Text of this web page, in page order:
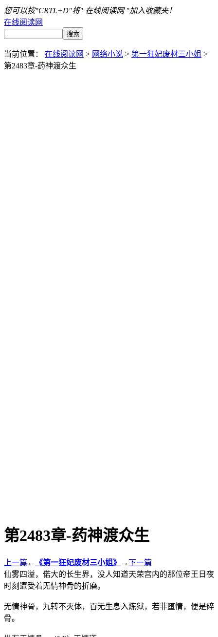
您可以按"CRTL+D"将" 在线阅读网 "加入收藏夹！
在线阅读网
当前位置： 在线阅读网 > 网络小说 > 第一狂妃废材三小姐 >
第2483章-药神渡众生
第2483章-药神渡众生
上一篇 ← 《第一狂妃废材三小姐》 →下一篇
仙雾四溢，偌大的长生界，没人知道天荣宫内的那位帝王日夜
时刻遭受着无情神骨的折磨。
无情神骨，九转不灭体，百无生息入炼狱，若非堕情，便是碎
骨。